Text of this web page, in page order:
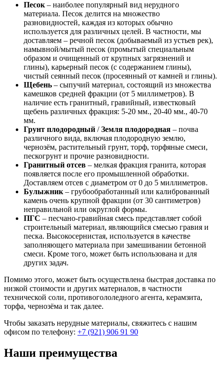
Песок – наиболее популярный вид нерудного
материала. Песок делится на множество
разновидностей, каждая из которых обычно
используется для различных целей. В частности, мы
доставляем – речной песок (добываемый из устьев рек),
намывной/мытый песок (промытый специальным
образом и очищенный от крупных загрязнений и
глины), карьерный песок (с содержанием глины),
чистый сеянный песок (просеянный от камней и глины).
Щебень – сыпучий материал, состоящий из множества
камешков средней фракции (от 5 миллиметров). В
наличие есть гранитный, гравийный, известковый
щебень различных фракция: 5-20 мм., 20-40 мм., 40-70
мм.
Грунт плодородный /Земля плодородная – почва
различного вида, включая плодородную землю,
чернозём, растительный грунт, торф, торфяные смеси,
пескогрунт и прочие разновидности.
Гранитный отсев – мелкая фракция гранита, которая
появляется после его промышленной обработки.
Доставляем отсев с диаметром от 0 до 5 миллиметров.
Булыжник – грубообработанный или калиброванный
камень очень крупной фракции (от 30 сантиметров)
неправильной или округлой формы.
ПГС – песчано-гравийная смесь представляет собой
строительный материал, являющийся смесью гравия и
песка. Высокосернистая, используется в качестве
заполняющего материала при замешивании бетонной
смеси. Кроме того, может быть использована и для
других задач.
Помимо этого, может быть осуществлена быстрая доставка по
низкой стоимости и других материалов, в частности
технической соли, противогололедного агента, керамзита,
торфа, чернозёма и так далее.
Чтобы заказать нерудные материалы, свяжитесь с нашим
офисом по телефону: +7 (921) 906 91 90
Наши преимущества